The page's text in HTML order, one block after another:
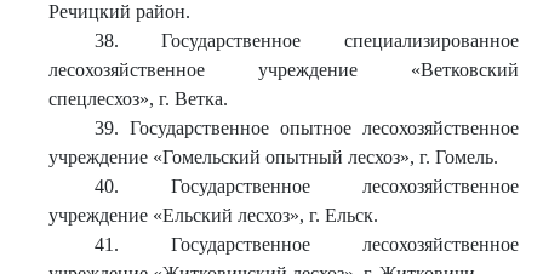
Речицкий район.
38. Государственное специализированное
лесохозяйственное учреждение «Ветковский
спецлесхоз», г. Ветка.
39. Государственное опытное лесохозяйственное
учреждение «Гомельский опытный лесхоз», г. Гомель.
40. Государственное лесохозяйственное
учреждение «Ельский лесхоз», г. Ельск.
41. Государственное лесохозяйственное